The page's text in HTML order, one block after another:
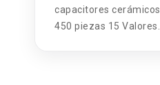
capacitores cerámicos
450 piezas 15 Valores